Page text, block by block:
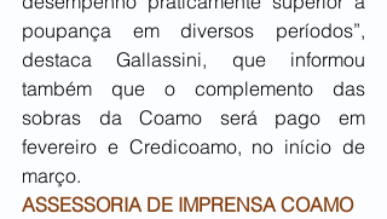
poupança em diversos períodos”,
destaca Gallassini, que informou
também que o complemento das
sobras da Coamo será pago em
fevereiro e Credicoamo, no início de
março.
ASSESSORIA DE IMPRENSA COAMO